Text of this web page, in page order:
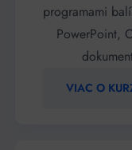
programami
PowerPoint,
VIAC O